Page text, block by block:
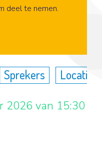
deel te nemen.
Sprekers Locatie
2026 van 15:30